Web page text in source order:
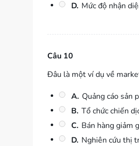
D. Mức độ nhận
Câu 10
Đâu là một ví dụ về
A. Quảng cáo sản
B. Tổ chức chiến
C. Bán hàng giảm
D. Nghiên cứu thị